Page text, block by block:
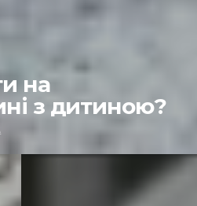
на
з дитиною?